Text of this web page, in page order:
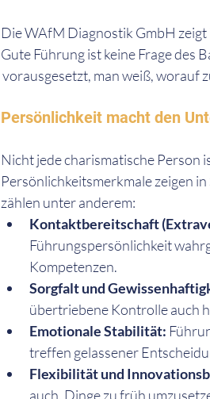
Die WAfM Diagnostik GmbH zeigt
Gute Führung ist keine Frage des
vorausgesetzt, man weiß, worauf
Persönlichkeit macht den
Nicht jede charismatische Person
Persönlichkeitsmerkmale zeigen
zählen unter anderem:
Kontaktbereitschaft
Führungspersönlichkeit
Kompetenzen.
Sorgfalt und
übertriebene Kontrolle auch
Emotionale Stabilität:
treffen gelassener
Flexibilität und
auch, Dinge zu früh